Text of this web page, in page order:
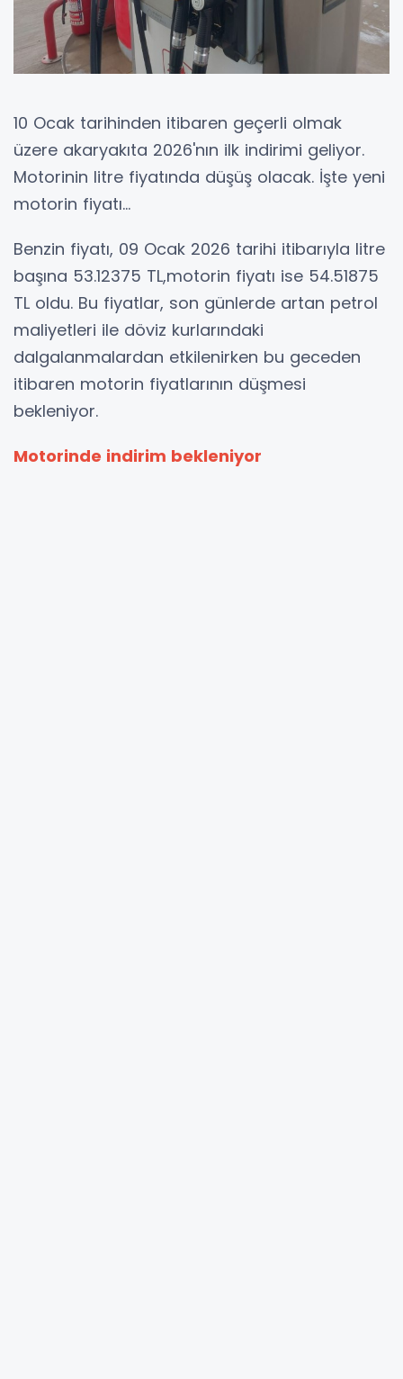
10 Ocak tarihinden itibaren geçerli olmak
üzere akaryakıta 2026'nın ilk indirimi geliyor.
Motorinin litre fiyatında düşüş olacak. İşte yeni
motorin fiyatı...
Benzin fiyatı, 09 Ocak 2026 tarihi itibarıyla litre
başına 53.12375 TL,motorin fiyatı ise 54.51875
TL oldu. Bu fiyatlar, son günlerde artan petrol
maliyetleri ile döviz kurlarındaki
dalgalanmalardan etkilenirken bu geceden
itibaren motorin fiyatlarının düşmesi
bekleniyor.
Motorinde indirim bekleniyor